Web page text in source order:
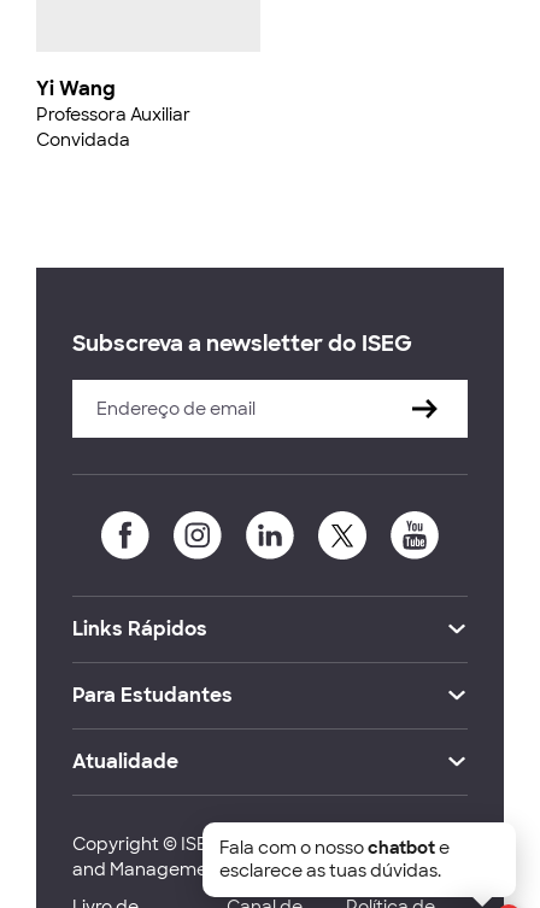
Yi Wang
Professora Auxiliar
Convidada
Subscreva a newsletter do ISEG
Links Rápidos
Para Estudantes
Atualidade
Copyright © ISEG Lisbon School of Economics
and Management 2026
Fala com o nossochatbote
esclarece as tuas dúvidas.